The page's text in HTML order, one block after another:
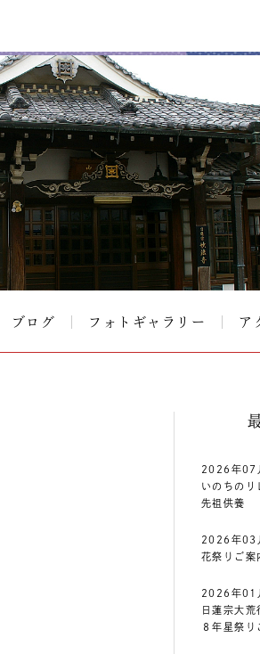
ブログ フォトギャラリー ア
2026年07
いのちの
先祖供養
2026年03
花祭りご案
2026年01
日蓮宗大
８年星祭り